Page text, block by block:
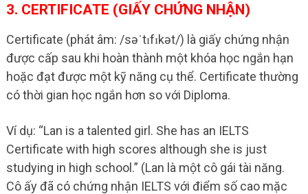
3. CERTIFICATE (GIẤY CHỨNG NHẬN)
Certificate (phát âm: /səˈtɪfɪkət/) là giấy chứng nhận
được cấp sau khi hoàn thành một khóa học ngắn hạn
hoặc đạt được một kỹ năng cụ thể. Certificate thường
có thời gian học ngắn hơn so với Diploma.
Ví dụ: “Lan is a talented girl. She has an IELTS
Certificate with high scores although she is just
studying in high school.” (Lan là một cô gái tài năng.
Cô ấy đã có chứng nhận IELTS với điểm số cao mặc